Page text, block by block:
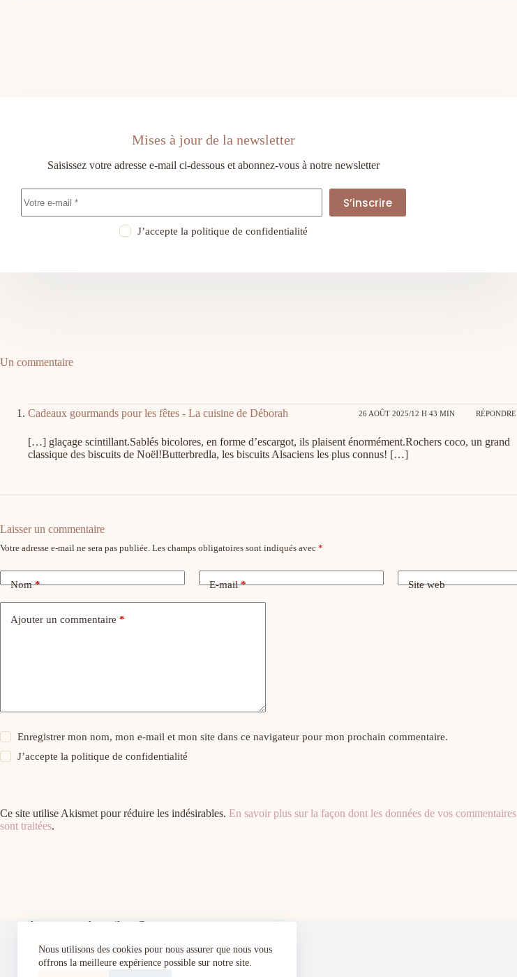
Nous utilisons des cookies pour nous assurer que nous vous
offrons la meilleure expérience possible sur notre site.
Mises à jour de la newsletter
Saisissez votre adresse e-mail ci-dessous et abonnez-vous à notre newsletter
S’inscrire
J’accepte la politique de confidentialité
Un commentaire
Cadeaux gourmands pour les fêtes - La cuisine de Déborah 26 AOÛT 2025/12 H 43 MIN RÉPONDRE
[…] glaçage scintillant.Sablés bicolores, en forme d’escargot, ils plaisent énormément.Rochers coco, un grand
classique des biscuits de Noël!Butterbredla, les biscuits Alsaciens les plus connus! […]
Laisser un commentaire
Votre adresse e-mail ne sera pas publiée. Les champs obligatoires sont indiqués avec *
Nom* E-mail* Site web
Ajouter un commentaire *
Enregistrer mon nom, mon e-mail et mon site dans ce navigateur pour mon prochain commentaire.
J’accepte lapolitique de confidentialité
Ce site utilise Akismet pour réduire les indésirables. En savoir plus sur la façon dont les données de vos commentaires
sont traitées.
A propos Accueil
Contact
Apprenez à pâtisser comme un pro dans votre
cuisine